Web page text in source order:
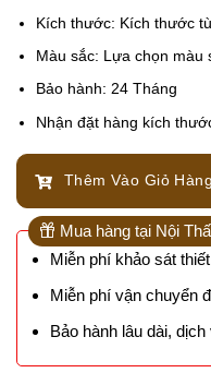
Kích thước: Kích thước
Màu sắc: Lựa chọn màu
Bảo hành: 24 Tháng
Nhận đặt hàng kích
Thêm Vào Giỏ Hàng
Mua hàng tại Nội
Miễn phí khảo sát
Miễn phí vận chuyển
Bảo hành lâu dài, dịch